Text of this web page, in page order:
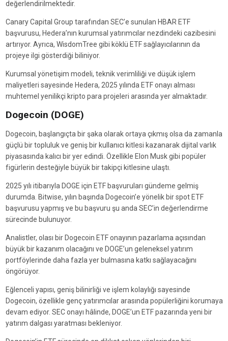
değerlendirilmektedir.
Canary Capital Group tarafından SEC’e sunulan HBAR ETF
başvurusu, Hedera’nın kurumsal yatırımcılar nezdindeki cazibesini
artırıyor. Ayrıca, WisdomTree gibi köklü ETF sağlayıcılarının da
projeye ilgi gösterdiği biliniyor.
Kurumsal yönetişim modeli, teknik verimliliği ve düşük işlem
maliyetleri sayesinde Hedera, 2025 yılında ETF onayı alması
muhtemel yenilikçi kripto para projeleri arasında yer almaktadır.
Dogecoin (DOGE)
Dogecoin, başlangıçta bir şaka olarak ortaya çıkmış olsa da zamanla
güçlü bir topluluk ve geniş bir kullanıcı kitlesi kazanarak dijital varlık
piyasasında kalıcı bir yer edindi. Özellikle Elon Musk gibi popüler
figürlerin desteğiyle büyük bir takipçi kitlesine ulaştı.
2025 yılı itibarıyla DOGE için ETF başvuruları gündeme gelmiş
durumda. Bitwise, yılın başında Dogecoin’e yönelik bir spot ETF
başvurusu yapmış ve bu başvuru şu anda SEC’in değerlendirme
sürecinde bulunuyor.
Analistler, olası bir Dogecoin ETF onayının pazarlama açısından
büyük bir kazanım olacağını ve DOGE’un geleneksel yatırım
portföylerinde daha fazla yer bulmasına katkı sağlayacağını
öngörüyor.
Eğlenceli yapısı, geniş bilinirliği ve işlem kolaylığı sayesinde
Dogecoin, özellikle genç yatırımcılar arasında popülerliğini korumaya
devam ediyor. SEC onayı hâlinde, DOGE’un ETF pazarında yeni bir
yatırım dalgası yaratması bekleniyor.